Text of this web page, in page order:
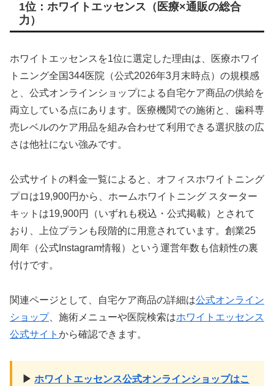
1位：ホワイトエッセンス（医療×通販の総合
力）
ホワイトエッセンスを1位に選定した理由は、医療ホワイ
トニング全国344医院（公式2026年3月末時点）の規模感
と、公式オンラインショップによる自宅ケア商品の供給を
両立している点にあります。医療機関での施術と、歯科専
売レベルのケア用品を組み合わせて利用できる選択肢の広
さは他社にない強みです。
公式サイトの料金一覧によると、オフィスホワイトニング
プロは19,900円から、ホームホワイトニング スターター
キットは19,900円（いずれも税込・公式掲載）とされて
おり、上位プランも段階的に用意されています。創業25
周年（公式Instagram情報）という運営年数も信頼性の裏
付けです。
関連ページとして、自宅ケア商品の詳細は公式オンライン
ショップ、施術メニューや医院検索はホワイトエッセンス
公式サイト から確認できます。
▶ ホワイトエッセンス公式オンラインショップはこ